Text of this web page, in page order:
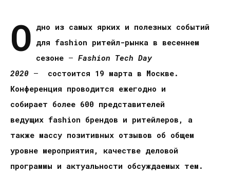
О дно из самых ярких и полезных событий
для fashion ритейл-рынка в весеннем
сезоне — Fashion Tech Day
2020 —
состоится 19 марта в Москве.
Конференция проводится ежегодно и
собирает более 600 представителей
ведущих fashion брендов и ритейлеров, а
также массу позитивных отзывов об общем
уровне мероприятия, качестве деловой
программы и актуальности обсуждаемых тем.